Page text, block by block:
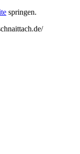
springen.